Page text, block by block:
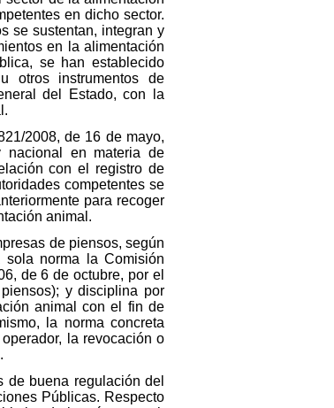
en dicho sector.
se sustentan, integran y
en la alimentación
se han establecido
otros instrumentos de
del Estado, con la
2008, de 16 de mayo,
nacional en materia de
con el registro de
competentes se
para recoger
animal.
de piensos, según
norma la Comisión
de 6 de octubre, por el
y disciplina por
animal con el fin de
la norma concreta
la revocación o
de buena regulación del
Públicas. Respecto